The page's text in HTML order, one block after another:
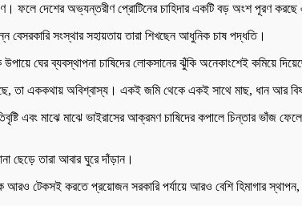
ফলে দেশের অভ্যন্তরীণ প্রোটিনের চাহিদার একটি বড় অংশ পূরণ
বেসরকারি সংস্থার সহায়তায় তারা শিখছেন আধুনিক চাষ পদ্ধতি।
উপায়ে ঘের ব্যবস্থাপনা চাষিদের লোকসানের ঝুঁকি অনেকাংশেই কমিয়ে
তা এককথায় অবিশ্বাস্য। একই জমি থেকে একই সাথে মাছ, ধান আর
এবং মাঝে মাঝে ভাইরাসের আক্রমণ চাষিদের কপালে চিন্তার ভাঁজ
ছেড়ে তারা আবার ঘুরে দাঁড়ান।
টেকসই করতে প্রয়োজন সরকারি পর্যায়ে আরও বেশি হিমাগার স্থাপন,